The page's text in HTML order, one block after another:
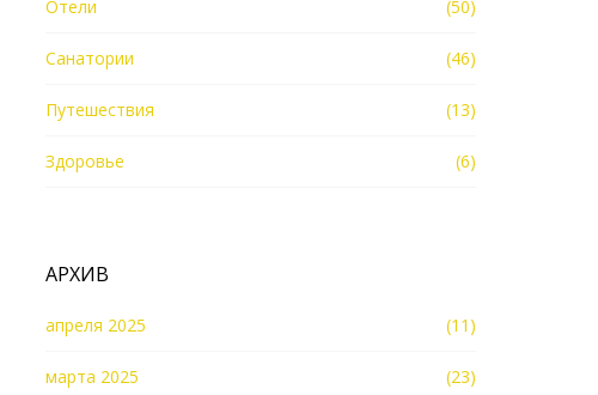
Отели (50)
Санатории (46)
Путешествия (13)
Здоровье (6)
АРХИВ
апреля 2025 (11)
марта 2025 (23)